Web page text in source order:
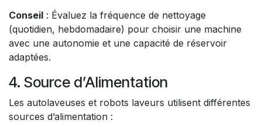
Conseil : Évaluez la fréquence de nettoyage
(quotidien, hebdomadaire) pour choisir une machine
avec une autonomie et une capacité de réservoir
adaptées.
4. Source d’Alimentation
Les autolaveuses et robots laveurs utilisent différentes
sources d’alimentation :